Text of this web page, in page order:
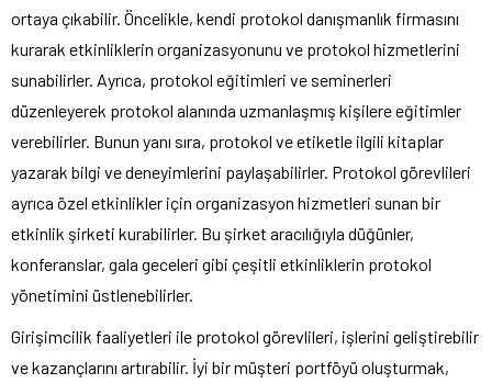
ortaya çıkabilir. Öncelikle, kendi protokol danışmanlık firmasını
kurarak etkinliklerin organizasyonunu ve protokol hizmetlerini
sunabilirler. Ayrıca, protokol eğitimleri ve seminerleri
düzenleyerek protokol alanında uzmanlaşmış kişilere eğitimler
verebilirler. Bunun yanı sıra, protokol ve etiketle ilgili kitaplar
yazarak bilgi ve deneyimlerini paylaşabilirler. Protokol görevlileri
ayrıca özel etkinlikler için organizasyon hizmetleri sunan bir
etkinlik şirketi kurabilirler. Bu şirket aracılığıyla düğünler,
konferanslar, gala geceleri gibi çeşitli etkinliklerin protokol
yönetimini üstlenebilirler.
Girişimcilik faaliyetleri ile protokol görevlileri, işlerini geliştirebilir
ve kazançlarını artırabilir. İyi bir müşteri portföyü oluşturmak,